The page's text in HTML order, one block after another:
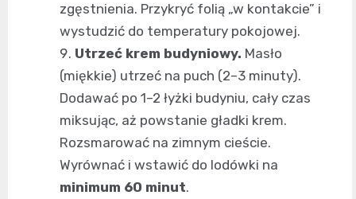
zgęstnienia. Przykryć folią „w kontakcie” i
wystudzić do temperatury pokojowej.
Utrzeć krem budyniowy. Masło
(miękkie) utrzeć na puch (2–3 minuty).
Dodawać po 1–2 łyżki budyniu, cały czas
miksując, aż powstanie gładki krem.
Rozsmarować na zimnym cieście.
Wyrównać i wstawić do lodówki na
minimum 60 minut.